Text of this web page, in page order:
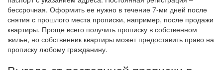
бессрочная. Оформить ее нужно в течение 7-ми дней после
снятия с прошлого места прописки, например, после продажи
квартиры. Проще всего получить прописку в собственном
жилье, но собственник квартиры может предоставить право на
прописку любому гражданину.